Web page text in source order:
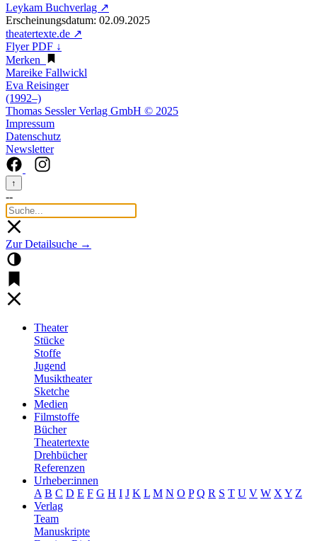
Leykam Buchverlag ↗
Erscheinungsdatum: 02.09.2025
theatertexte.de ↗
Flyer PDF ↓
Merken
Mareike Fallwickl
Eva Reisinger
(1992–)
Thomas Sessler Verlag GmbH © 2025
Impressum
Datenschutz
Newsletter
↑
--
Zur Detailsuche →
Theater
Stücke
Stoffe
Jugend
Musiktheater
Sketche
Medien
Filmstoffe
Bücher
Theatertexte
Drehbücher
Referenzen
Urheber:innen
A B C D E F G H I J K L M N O P Q R S T U V W X Y Z
Verlag
Team
Manuskripte